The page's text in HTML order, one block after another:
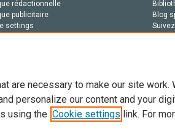
rédactionnelle
publicitaire
settings
Blog
contenu de ce site: Copyright © 2026 Elsevier, ses
a la formation en IA et aux technologies
are necessary to make our site
personalize our content and your
using the Cookie settings link. For